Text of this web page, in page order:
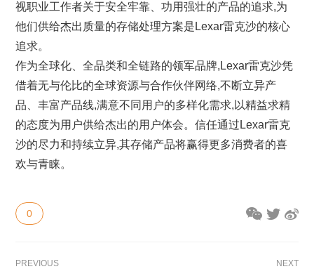
视职业工作者关于安全牢靠、功用强壮的产品的追求,为
他们供给杰出质量的存储处理方案是Lexar雷克沙的核心
追求。
作为全球化、全品类和全链路的领军品牌,Lexar雷克沙凭
借着无与伦比的全球资源与合作伙伴网络,不断立异产
品、丰富产品线,满意不同用户的多样化需求,以精益求精
的态度为用户供给杰出的用户体会。信任通过Lexar雷克
沙的尽力和持续立异,其存储产品将赢得更多消费者的喜
欢与青睐。
0
PREVIOUS NEXT